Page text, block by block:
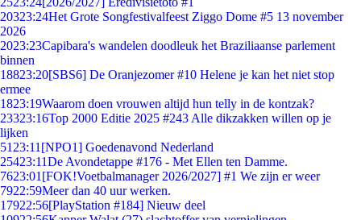
20323:24Het Grote Songfestivalfeest Ziggo Dome #5 13 november
2026
2023:23Capibara's wandelen doodleuk het Braziliaanse parlement
binnen
18823:20[SBS6] De Oranjezomer #10 Helene je kan het niet stop
ermee
1823:19Waarom doen vrouwen altijd hun telly in de kontzak?
23323:16Top 2000 Editie 2025 #243 Alle dikzakken willen op je
lijken
51 23:11 [NPO1] Goedenavond Nederland
25423:11De Avondetappe #176 - Met Ellen ten Damme.
7623:01 [FOK!Voetbalmanager 2026/2027] #1 We zijn er weer
7922:59Meer dan 40 uur werken.
17922:56[PlayStation #184] Nieuw deel